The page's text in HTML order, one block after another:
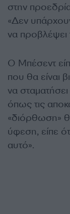
στην
«Δεν
να προβλέψει
Ο Μπέσεντ
που θα είναι
να σταματήσει
όπως τις
«διόρθωση»
ύφεση, είπε
αυτό».